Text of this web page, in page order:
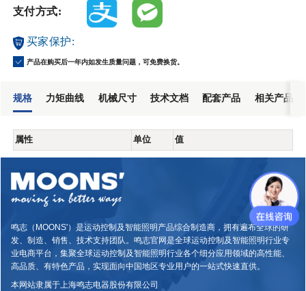
支付方式:
买家保护:
产品在购买后一年内如发生质量问题，可免费换货。
规格 力矩曲线 机械尺寸 技术文档 配套产品 相关产品
属性 单位 值
鸣志（MOONS'）是运动控制及智能照明产品综合制造商，拥有遍布全球的研
发、制造、销售、技术支持团队。鸣志官网是全球运动控制及智能照明行业专
业电商平台，集聚全球运动控制及智能照明行业各个细分应用领域的高性能、
高品质、有特色产品，实现面向中国地区专业用户的一站式快速直供。
本网站隶属于上海鸣志电器股份有限公司